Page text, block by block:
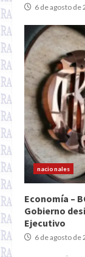
6 de agosto de
nacionales
Economía –
Gobierno
Ejecutivo
6 de agosto de